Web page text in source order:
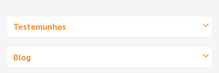
Testemunhos
Blog